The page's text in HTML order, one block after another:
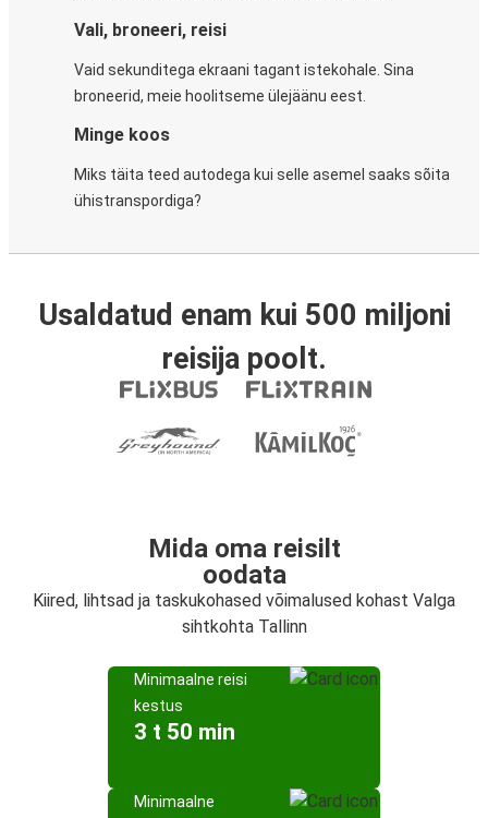
Vali, broneeri, reisi
Vaid sekunditega ekraani tagant istekohale. Sina
broneerid, meie hoolitseme ülejäänu eest.
Minge koos
Miks täita teed autodega kui selle asemel saaks sõita
ühistranspordiga?
Usaldatud enam kui 500 miljoni
reisija poolt.
Mida oma reisilt
oodata
Kiired, lihtsad ja taskukohased võimalused kohast Valga
sihtkohta Tallinn
Minimaalne reisi
kestus
3 t 50 min
Minimaalne